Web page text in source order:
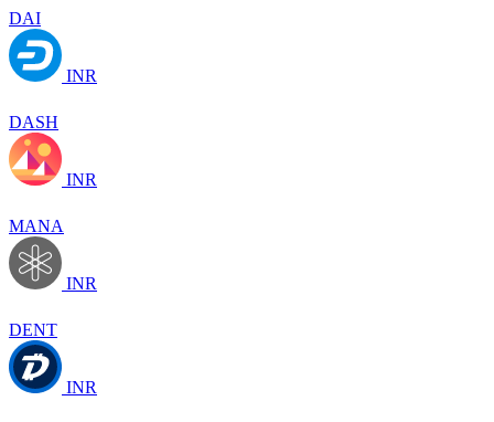
DAI
INR
DASH
INR
MANA
INR
DENT
INR